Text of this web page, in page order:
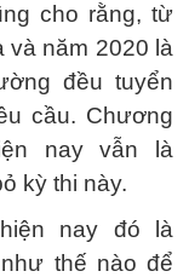
cho rằng, từ
và năm 2020 là
đều tuyển
cầu. Chương
nay vẫn là
kỳ thi này.
nay đó là
thế nào để